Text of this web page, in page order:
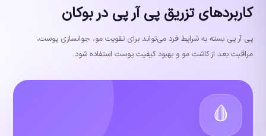
کاربردهای تزریق پی آر پی در بوکان
پی آر پی بسته به شرایط فرد می‌تواند برای تقویت مو، جوانسازی پوست،
مراقبت بعد از کاشت مو و بهبود کیفیت پوست استفاده شود.
🩸